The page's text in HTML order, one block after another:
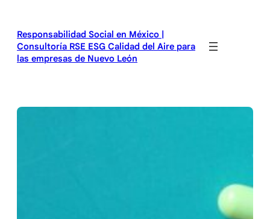
contenido
Responsabilidad Social en México |
Consultoría RSE ESG Calidad del Aire para
las empresas de Nuevo León